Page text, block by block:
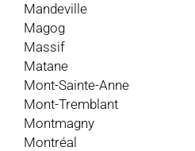
Mandeville
Magog
Massif
Matane
Mont-Sainte-Anne
Mont-Tremblant
Montmagny
Montréal